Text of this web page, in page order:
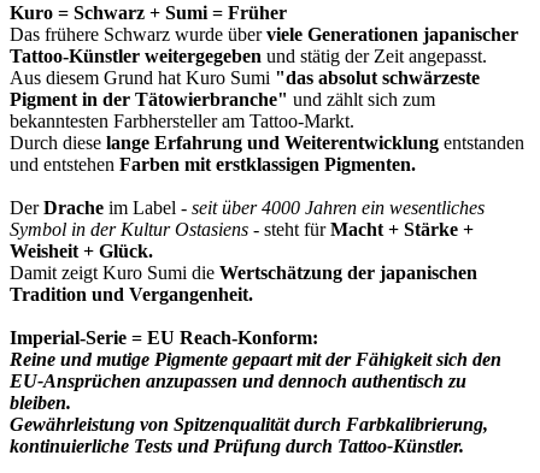
Kuro = Schwarz + Sumi = Früher
Das frühere Schwarz wurde überviele Generationen japanischer
Tattoo-Künstler weitergegeben und stätig der Zeit angepasst.
Aus diesem Grund hat Kuro Sumi "das absolut schwärzeste
Pigment in der Tätowierbranche" und zählt sich zum
bekanntesten Farbhersteller am Tattoo-Markt.
Durch diese lange Erfahrung und Weiterentwicklung entstanden
und entstehen Farben mit erstklassigen Pigmenten.
DerDrache im Label - seit über 4000 Jahren ein wesentliches
Symbol in der Kultur Ostasiens - steht fürMacht + Stärke +
Weisheit + Glück.
Damit zeigt Kuro Sumi die Wertschätzung der japanischen
Tradition und Vergangenheit.
Imperial-Serie = EU Reach-Konform:
Reine und mutige Pigmente gepaart mit der Fähigkeit sich den
EU-Ansprüchen anzupassen und dennoch authentisch zu
bleiben.
Gewährleistung von Spitzenqualität durch Farbkalibrierung,
kontinuierliche Tests und Prüfung durch Tattoo-Künstler.